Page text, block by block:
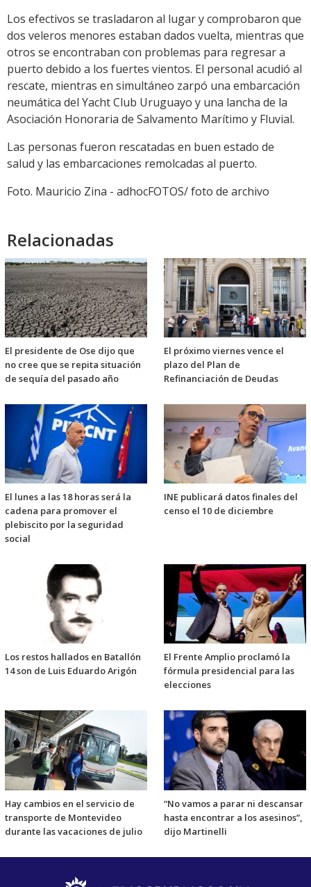
Los efectivos se trasladaron al lugar y comprobaron que
dos veleros menores estaban dados vuelta, mientras que
otros se encontraban con problemas para regresar a
puerto debido a los fuertes vientos. El personal acudió al
rescate, mientras en simultáneo zarpó una embarcación
neumática del Yacht Club Uruguayo y una lancha de la
Asociación Honoraria de Salvamento Marítimo y Fluvial.
Las personas fueron rescatadas en buen estado de
salud y las embarcaciones remolcadas al puerto.
Foto. Mauricio Zina - adhocFOTOS/ foto de archivo
Relacionadas
El presidente de Ose dijo que
no cree que se repita situación
de sequía del pasado año
El próximo viernes vence el
plazo del Plan de
Refinanciación de Deudas
El lunes a las 18 horas será la
cadena para promover el
plebiscito por la seguridad
social
INE publicará datos finales del
censo el 10 de diciembre
Los restos hallados en Batallón
14 son de Luis Eduardo Arigón
El Frente Amplio proclamó la
fórmula presidencial para las
elecciones
Hay cambios en el servicio de
transporte de Montevideo
durante las vacaciones de julio
“No vamos a parar ni descansar
hasta encontrar a los asesinos”,
dijo Martinelli